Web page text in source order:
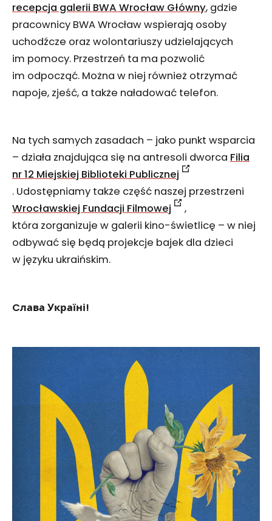
recepcja galerii BWA Wrocław Główny, gdzie
pracownicy BWA Wrocław wspierają osoby
uchodźcze oraz wolontariuszy udzielających
im pomocy. Przestrzeń ta ma pozwolić
im odpocząć. Można w niej również otrzymać
napoje, zjeść, a także naładować telefon.
Na tych samych zasadach – jako punkt wsparcia
– działa znajdująca się na antresoli dworca Filia
nr 12 Miejskiej Biblioteki Publicznej
. Udostępniamy także część naszej przestrzeni
Wrocławskiej Fundacji Filmowej
,
która zorganizuje w galerii kino-świetlicę – w niej
odbywać się będą projekcje bajek dla dzieci
w języku ukraińskim.
Cлава Україні!